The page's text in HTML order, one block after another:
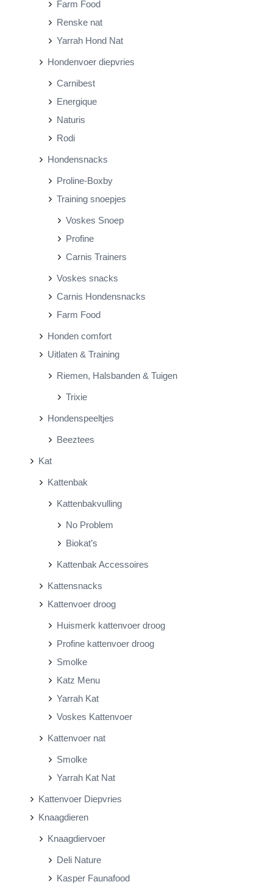
Farm Food
Renske nat
Yarrah Hond Nat
Hondenvoer diepvries
Carnibest
Energique
Naturis
Rodi
Hondensnacks
Proline-Boxby
Training snoepjes
Voskes Snoep
Profine
Carnis Trainers
Voskes snacks
Carnis Hondensnacks
Farm Food
Honden comfort
Uitlaten & Training
Riemen, Halsbanden & Tuigen
Trixie
Hondenspeeltjes
Beeztees
Kat
Kattenbak
Kattenbakvulling
No Problem
Biokat’s
Kattenbak Accessoires
Kattensnacks
Kattenvoer droog
Huismerk kattenvoer droog
Profine kattenvoer droog
Smolke
Katz Menu
Yarrah Kat
Voskes Kattenvoer
Kattenvoer nat
Smolke
Yarrah Kat Nat
Kattenvoer Diepvries
Knaagdieren
Knaagdiervoer
Deli Nature
Kasper Faunafood